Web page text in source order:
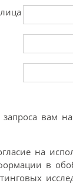
вам
на
в